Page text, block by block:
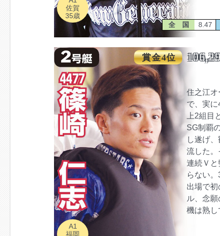
佐賀
35歳
全 国 8.47
賞金4位
A1
福岡
住之江オ
で、実
上2組目
SG制覇
し遂げ
流した。
連続Ｖと
らない
出場で
ル、念
機は熟し